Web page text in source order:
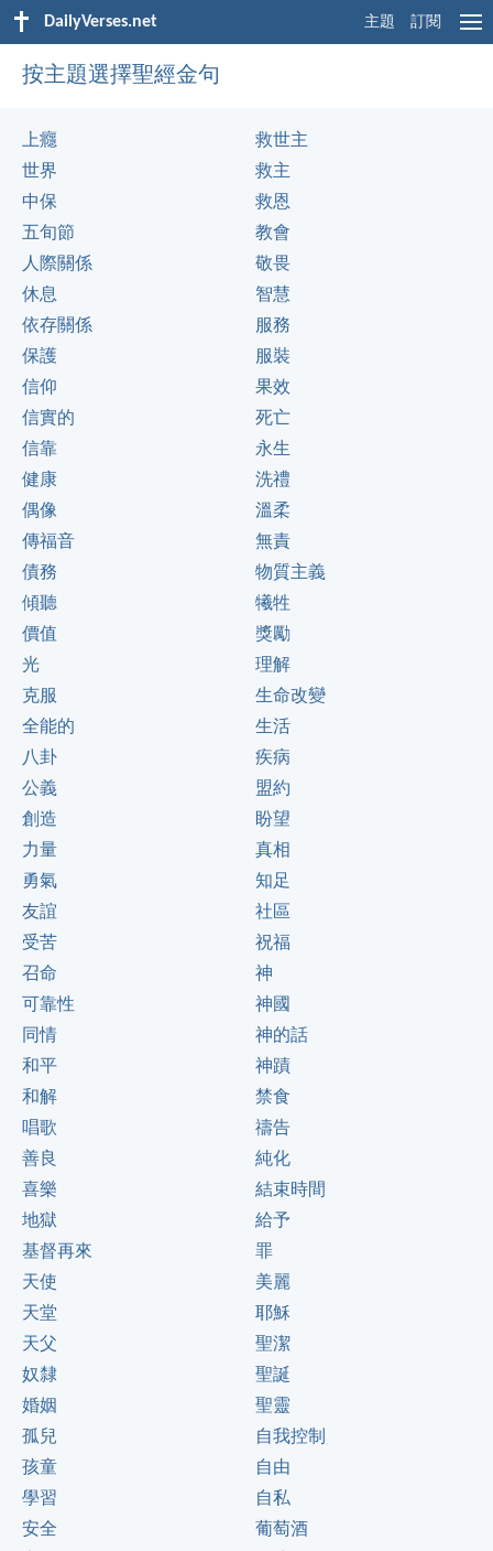
DailyVerses.net 主題 訂閱
按主題選擇聖經金句
上癮
世界
中保
五旬節
人際關係
休息
依存關係
保護
信仰
信實的
信靠
健康
偶像
傳福音
債務
傾聽
價值
光
克服
全能的
八卦
公義
創造
力量
勇氣
友誼
受苦
召命
可靠性
同情
和平
和解
唱歌
善良
喜樂
地獄
基督再來
天使
天堂
天父
奴隸
婚姻
孤兒
孩童
學習
安全
救世主
救主
救恩
教會
敬畏
智慧
服務
服裝
果效
死亡
永生
洗禮
溫柔
無責
物質主義
犧牲
獎勵
理解
生命改變
生活
疾病
盟約
盼望
真相
知足
社區
祝福
神
神國
神的話
神蹟
禁食
禱告
純化
結束時間
給予
罪
美麗
耶穌
聖潔
聖誕
聖靈
自我控制
自由
自私
葡萄酒